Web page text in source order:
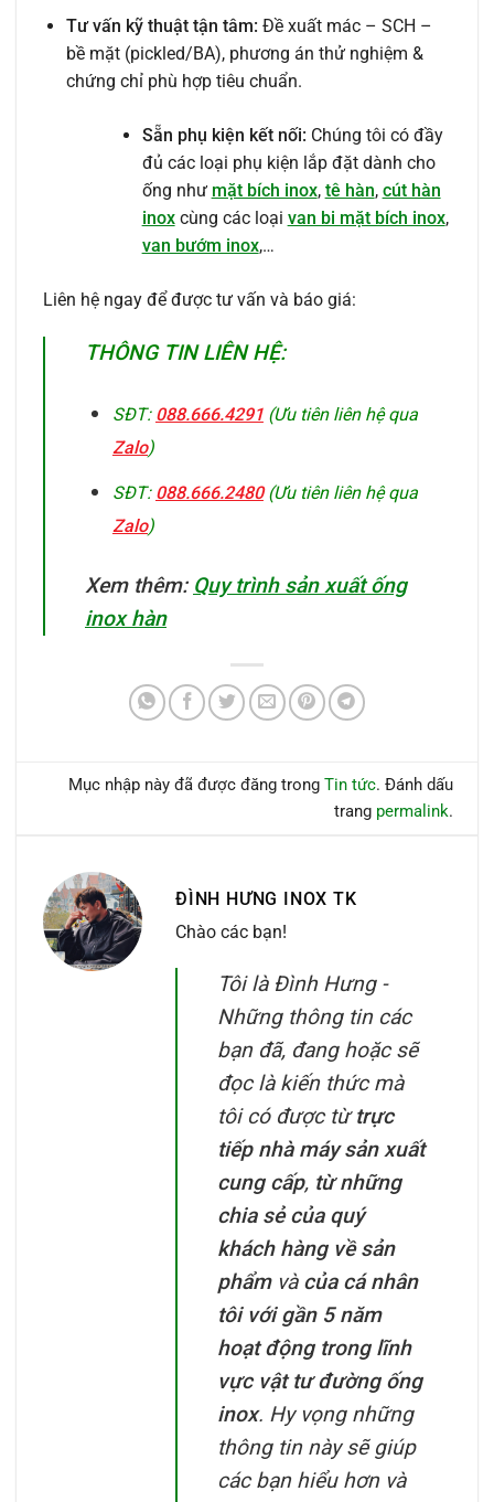
Tư vấn kỹ thuật tận tâm: Đề xuất mác – SCH –
bề mặt (pickled/BA), phương án thử nghiệm &
chứng chỉ phù hợp tiêu chuẩn.
Sẵn phụ kiện kết nối: Chúng tôi có đầy
đủ các loại phụ kiện lắp đặt dành cho
ống như mặt bích inox, tê hàn, cút hàn
inoxcùng các loại van bi mặt bích inox,
van bướm inox,…
Liên hệ ngay để được tư vấn và báo giá:
THÔNG TIN LIÊN HỆ:
SĐT: 088.666.4291(Ưu tiên liên hệ qua
Zalo)
SĐT: 088.666.2480(Ưu tiên liên hệ qua
Zalo)
Xem thêm: Quy trình sản xuất ống
inox hàn
Mục nhập này đã được đăng trong Tin tức. Đánh dấu
trang permalink.
ĐÌNH HƯNG INOX TK
Chào các bạn!
Tôi là Đình Hưng -
Những thông tin các
bạn đã, đang hoặc sẽ
đọc là kiến thức mà
tôi có được từtrực
tiếp nhà máy sản xuất
cung cấp, từ những
chia sẻ của quý
khách hàng về sản
phẩmvà của cá nhân
tôi với gần 5 năm
hoạt động trong lĩnh
vực vật tư đường ống
inox. Hy vọng những
thông tin này sẽ giúp
các bạn hiểu hơn và